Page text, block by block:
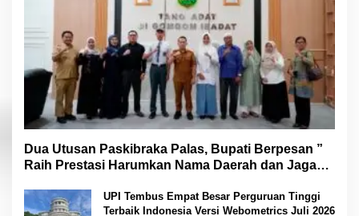
Dua Utusan Paskibraka Palas, Bupati Berpesan ”
Raih Prestasi Harumkan Nama Daerah dan Jaga
UPI Tembus Empat Besar Perguruan Tinggi
Terbaik Indonesia Versi Webometrics Juli 2026